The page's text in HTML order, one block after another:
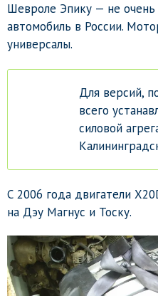
Шевроле Эпику — не
автомобиль в России.
универсалы.
Для версий,
всего
силовой
С 2006 года двигатели
на Дэу Магнус и Тоску.